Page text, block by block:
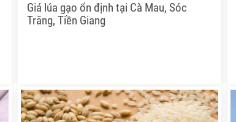
Giá lúa gạo ổn định tại Cà Mau, Sóc
Trăng, Tiền Giang